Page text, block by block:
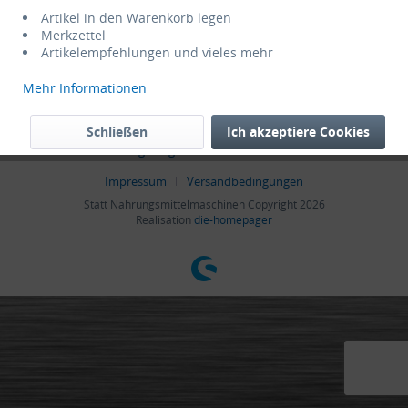
Informationen
* Alle Preise verstehen sich zzgl. Mehrwertsteuer und
wenn nicht anders beschrieben
Admin Cookie settings Händler-Login
Hilfe / Support
Kontakt
Zahlungsmöglichkeiten Datenschutz
AGB
Impressum
Versandbedingungen
Statt Nahrungsmittelmaschinen Copyright 2026
Realisation die-homepager
Artikel in den Warenkorb legen
Merkzettel
Artikelempfehlungen und vieles mehr
Mehr Informationen
Ich akzeptiere Cookies
Schließen